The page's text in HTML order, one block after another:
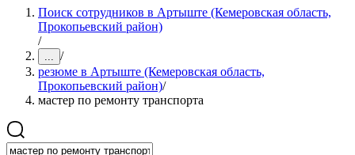
Поиск сотрудников в Артыште (Кемеровская область,
Прокопьевский район)
/
... /
резюме в Артыште (Кемеровская область,
Прокопьевский район)/
мастер по ремонту транспорта